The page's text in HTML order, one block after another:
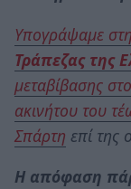
Υπογράψαμε
Τράπεζας της
μεταβίβασης
ακινήτου του
Σπάρτη επί της
Η απόφαση